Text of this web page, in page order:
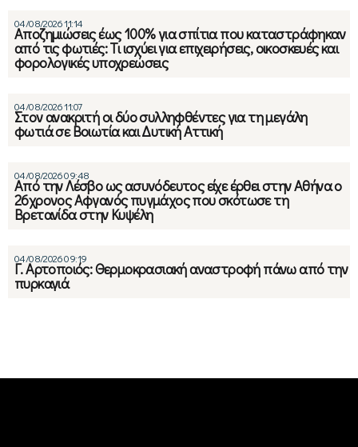
04/08/2026 11:14
Αποζημιώσεις έως 100% για σπίτια που καταστράφηκαν
από τις φωτιές: Τι ισχύει για επιχειρήσεις, οικοσκευές και
φορολογικές υποχρεώσεις
04/08/2026 11:07
Στον ανακριτή οι δύο συλληφθέντες για τη μεγάλη
φωτιά σε Βοιωτία και Δυτική Αττική
04/08/2026 09:48
Από την Λέσβο ως ασυνόδευτος είχε έρθει στην Αθήνα ο
26χρονος Αφγανός πυγμάχος που σκότωσε τη
Βρετανίδα στην Κυψέλη
04/08/2026 09:19
Γ. Αρτοποιός: Θερμοκρασιακή αναστροφή πάνω από την
πυρκαγιά